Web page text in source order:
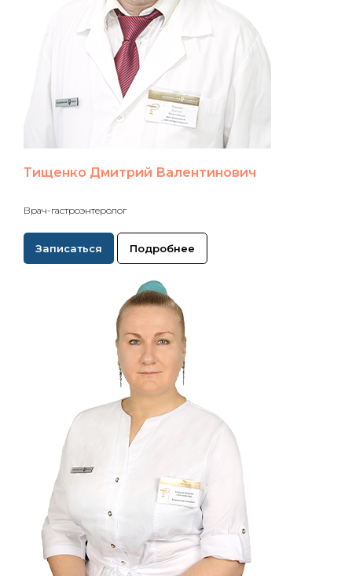
Тищенко Дмитрий Валентинович
Врач-гастроэнтеролог
Записаться Подробнее